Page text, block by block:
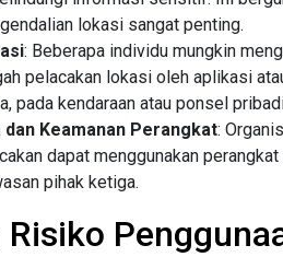
lokasi sangat penting.
: Beberapa individu mungkin
pelacakan lokasi oleh aplikasi
pada kendaraan atau ponsel
Keamanan Perangkat:
dapat menggunakan
pihak ketiga.